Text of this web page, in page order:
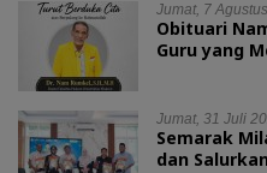
Jumat, 7
Obituari
Guru yang
Jumat, 31 Juli
Semarak
dan